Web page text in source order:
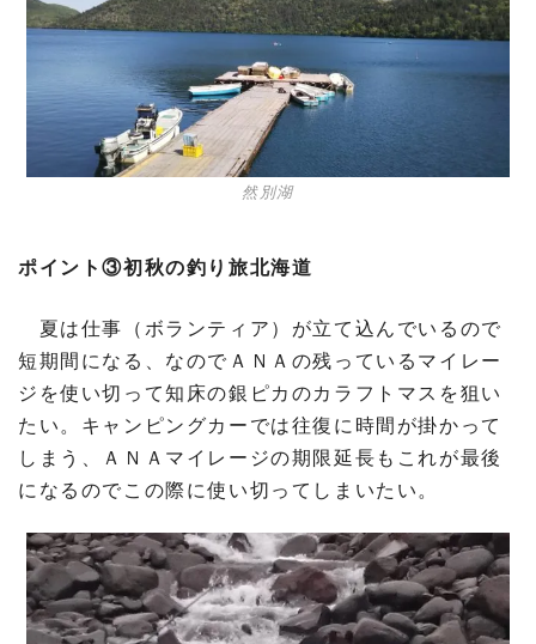
然別湖
ポイント③初秋の釣り旅北海道
夏は仕事（ボランティア）が立て込んでいるので
短期間になる、なのでＡＮＡの残っているマイレー
ジを使い切って知床の銀ピカのカラフトマスを狙い
たい。キャンピングカーでは往復に時間が掛かって
しまう、ＡＮＡマイレージの期限延長もこれが最後
になるのでこの際に使い切ってしまいたい。